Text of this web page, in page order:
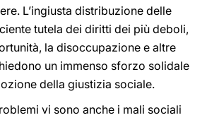
L’ingiusta distribuzione delle
tutela dei diritti dei più deboli,
la disoccupazione e altre
un immenso sforzo solidale
della giustizia sociale.
vi sono anche i mali sociali